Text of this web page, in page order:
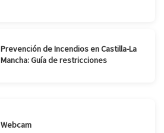
Prevención de Incendios en Castilla-La
Mancha: Guía de restricciones
Webcam